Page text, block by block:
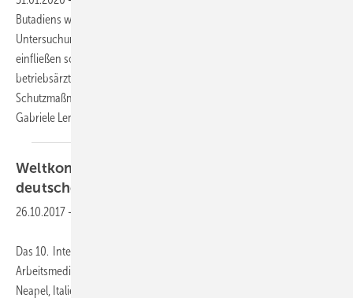
Butadiens wird gezeigt, dass die Ergebnisse von Biomonitoring-
Untersuchungen in die Gefährdungsbeurteilung des Unternehmens
einfließen sollten, damit dieses in Zusammenarbeit mit dem
betriebsärztlichen Dienst die Möglichkeit hat, die Wirksamkeit von
Schutzmaßnahmen für definierte Tätigkeiten überprüfen zu können.
Gabriele Leng et
Weltkongress zum Biomonitoring mit starker
deutscher
26.10.2017 -
Das 10. Internationale Symposium für Biologisches Monitoring in der
Arbeitsmedizin und Umweltmedizin fand vom 01. bis 04. 10. 2017 in
Neapel, Italien statt. Organisiert wurde das Symposium vom Scientific